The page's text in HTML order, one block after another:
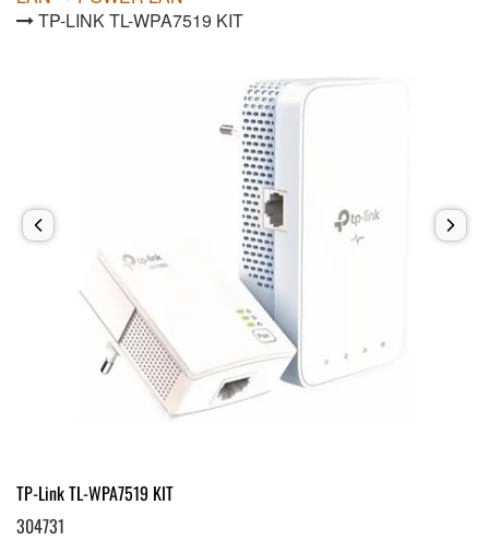
TP-LINK TL-WPA7519 KIT
TP-Link TL-WPA7519 KIT
304731